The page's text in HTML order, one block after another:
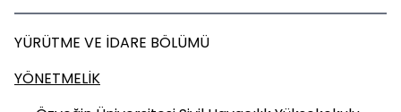
YÜRÜTME VE İDARE BÖLÜMÜ
YÖNETMELİK